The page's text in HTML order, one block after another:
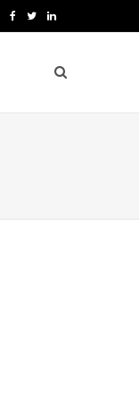
e
T
t
L
n
k